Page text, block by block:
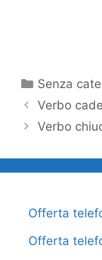
Categorie
Senza
Verbo
Verbo
Offerta
Offerta